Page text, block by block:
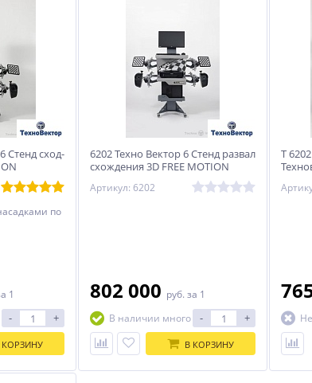
Стенд сход-
по
1
- +
КОРЗИНУ
6202 Техно Вектор 6 Стенд развал
схождения 3D FREE MOTION
Артикул: 6202
802 000 руб. за 1
В наличии много
- +
В КОРЗИНУ
T